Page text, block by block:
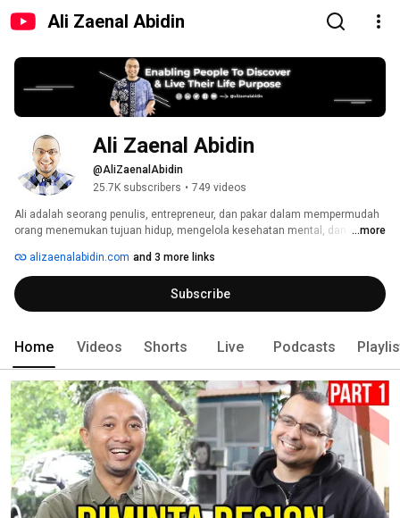
Ali Zaenal Abidin
Ali Zaenal Abidin
@AliZaenalAbidin
25.7K subscribers • 749 videos
Ali adalah seorang penulis, entrepreneur, dan pakar dalam mempermudah
orang menemukan tujuan hidup, mengelola kesehatan mental, dan
spiritualitas, dan psikologi untuk menciptakan kerangka pengembangan diri
yang ilmiah, praktis, dan transformatif.
...more
alizaenalabidin.com and 3 more links
Subscribe
Home Videos Shorts Live Podcasts